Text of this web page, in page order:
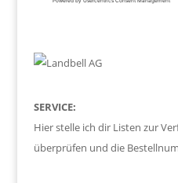
SERVICE:
Hier stelle ich dir Listen zur
überprüfen und die